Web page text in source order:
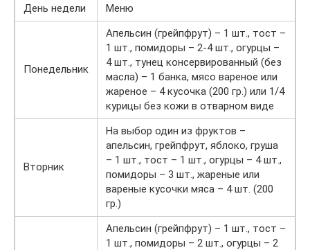
День недели Меню
Понедельник
Апельсин (грейпфрут) – 1 шт., тост –
1 шт., помидоры – 2-4 шт., огурцы –
4 шт., тунец консервированный (без
масла) – 1 банка, мясо вареное или
жареное – 4 кусочка (200 гр.) или 1/4
курицы без кожи в отварном виде
Вторник
На выбор один из фруктов –
апельсин, грейпфрут, яблоко, груша
– 1 шт., тост – 1 шт., огурцы – 4 шт.,
помидоры – 3 шт., жареные или
вареные кусочки мяса – 4 шт. (200
гр.)
Апельсин (грейпфрут) – 1 шт., тост –
1 шт., помидоры – 2 шт., огурцы – 2